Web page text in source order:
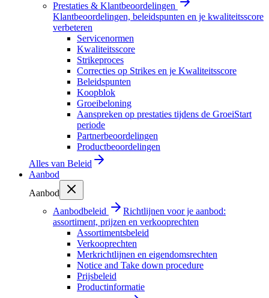
Prestaties & Klantbeoordelingen
Klantbeoordelingen, beleidspunten en je kwaliteitsscore
verbeteren
Servicenormen
Kwaliteitsscore
Strikeproces
Correcties op Strikes en je Kwaliteitsscore
Beleidspunten
Koopblok
Groeibeloning
Aanspreken op prestaties tijdens de GroeiStart
periode
Partnerbeoordelingen
Productbeoordelingen
Alles van Beleid
Aanbod
Aanbod
Aanbodbeleid
Richtlijnen voor je aanbod:
assortiment, prijzen en verkooprechten
Assortimentsbeleid
Verkooprechten
Merkrichtlijnen en eigendomsrechten
Notice and Take down procedure
Prijsbeleid
Productinformatie